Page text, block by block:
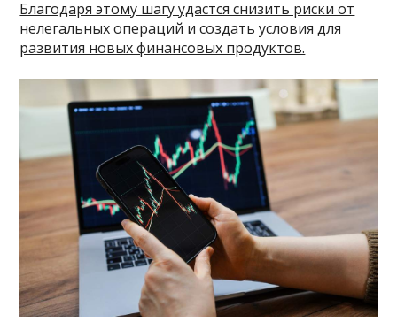
Благодаря этому шагу удастся снизить риски от
нелегальных операций и создать условия для
развития новых финансовых продуктов.